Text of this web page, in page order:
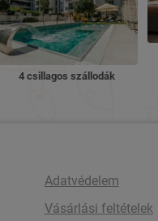
4 csillagos szállodák
Adatvédelem
Vásárlási feltételek